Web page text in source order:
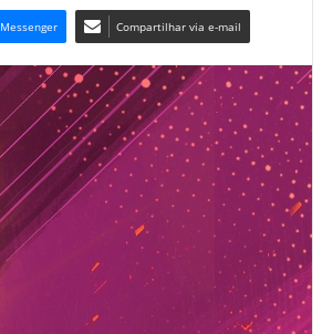
Messenger Compartilhar via e-mail